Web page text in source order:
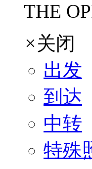
THE
×关闭
出发
到达
中转
特殊